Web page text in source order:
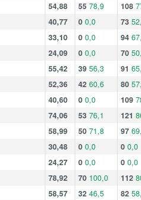
54,88 55 78,9 108
40,77 0 0,0 73
33,10 0 0,0 94
24,09 0 0,0 70
55,42 39 56,3 91
52,36 42 60,6 80
40,60 0 0,0 109
74,06 53 76,1 121
58,99 50 71,8 97
30,48 0 0,0 0 0,0
24,27 0 0,0 0 0,0
78,92 70 100,0 112
58,57 32 46,5 82